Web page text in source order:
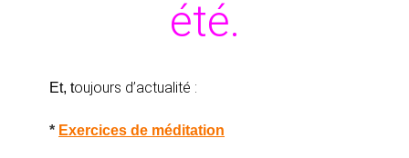
été.
Et, toujours d’actualité :
* Exercices de méditation